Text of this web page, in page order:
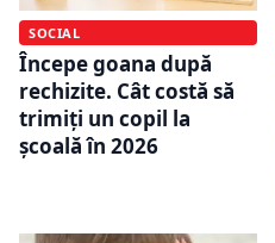
SOCIAL
Începe goana după
rechizite. Cât costă să
trimiți un copil la
școală în 2026